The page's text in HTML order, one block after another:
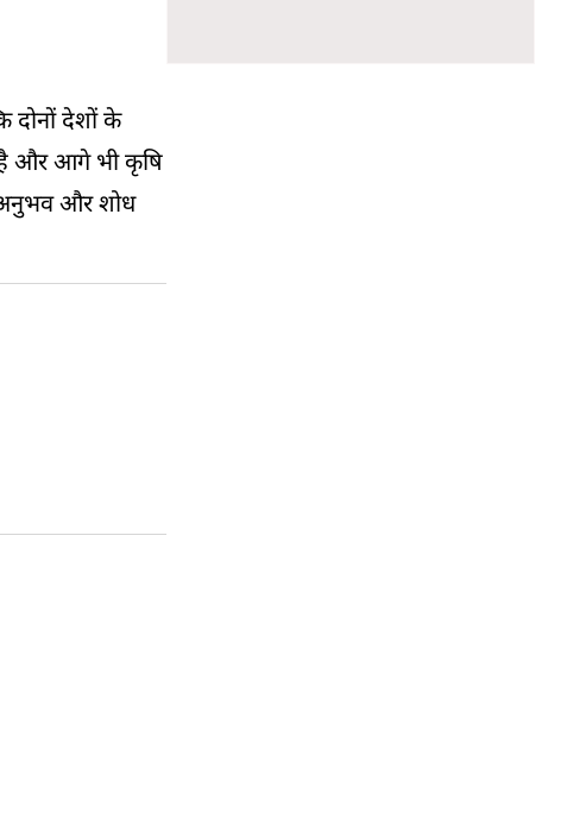
दोनों देशों के
है और आगे भी कृषि
अनुभव और शोध